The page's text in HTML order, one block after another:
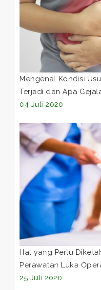
Mengenal Kondisi
Terjadi dan Apa
04 Juli 2020
Hal yang Perlu
Perawatan Luka
25 Juli 2020